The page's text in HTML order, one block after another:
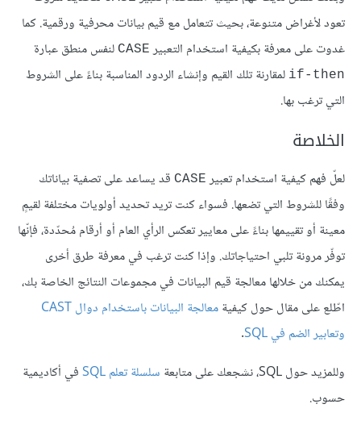
تعود لأغراض متنوعة، بحيث تتعامل مع قيم بيانات محرفية ورقمية. كما
غدوت على معرفة بكيفية استخدام التعبير CASE لنفس منطق عبارة
if-then لمقارنة تلك القيم وإنشاء الردود المناسبة بناءً على الشروط
التي ترغب بها.
الخلاصة
لعلّ فهم كيفية استخدام تعبير CASE قد يساعد على تصفية بياناتك
وفقًا للشروط التي تضعها. فسواء كنت تريد تحديد أولويات مختلفة لقيمٍ
معينة أو تقييمها بناءً على معايير تعكس الرأي العام أو أرقام مُحدّدة، فإنّها
توفّر مرونة تلبي احتياجاتك. وإذا كنت ترغب في معرفة طرق أخرى
يمكنك من خلالها معالجة قيم البيانات في مجموعات النتائج الخاصة بك،
اطّلع على مقال حول كيفية
معالجة البيانات باستخدام دوال CAST
وتعابير الضم في SQL
.
وللمزيد حول SQL، نشجعك على متابعة
سلسلة تعلم SQL
في أكاديمية
حسوب.